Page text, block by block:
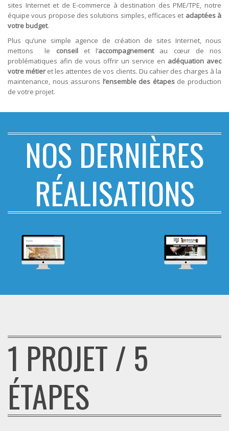
sites Internet et de E-commerce à destination des PME/TPE, notre
équipe vous propose des solutions simples, efficaces et adaptées à
votre budget.
Plus qu’une simple agence de création de sites Internet, nous
mettons le conseilet l’accompagnementau cœur de nos
problématiques afin de vous offrir un service en adéquation avec
votre métieret les attentes de vos clients. Du cahier des charges à la
maintenance, nous assurons l’ensemble des étapesde production
de votre projet.
NOS DERNIÈRES
RÉALISATIONS
1 PROJET / 5
ÉTAPES